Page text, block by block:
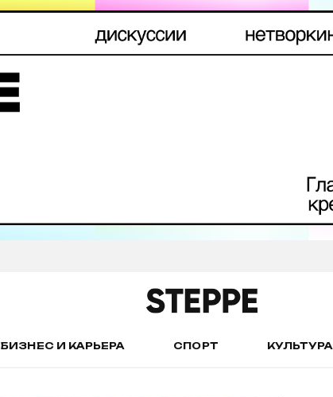
БИЗНЕС И КАРЬЕРА СПОРТ КУЛЬТУРА